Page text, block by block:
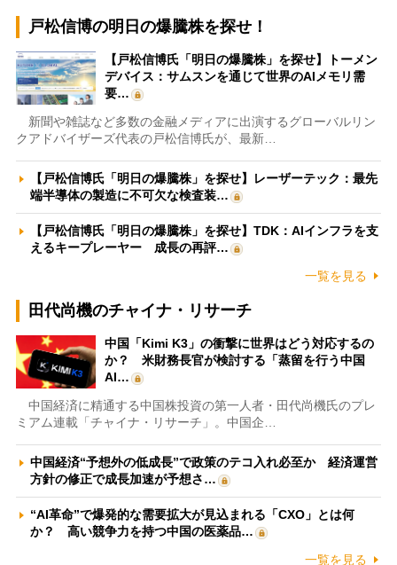
戸松信博の明日の爆騰株を探せ！
【戸松信博氏「明日の爆騰株」を探せ】トーメン
デバイス：サムスンを通じて世界のAIメモリ需
要…
新聞や雑誌など多数の金融メディアに出演するグローバルリン
クアドバイザーズ代表の戸松信博氏が、最新…
【戸松信博氏「明日の爆騰株」を探せ】レーザーテック：最先
端半導体の製造に不可欠な検査装…
【戸松信博氏「明日の爆騰株」を探せ】TDK：AIインフラを支
えるキープレーヤー 成長の再評…
一覧を見る
田代尚機のチャイナ・リサーチ
中国「Kimi K3」の衝撃に世界はどう対応するの
か？ 米財務長官が検討する「蒸留を行う中国
AI…
中国経済に精通する中国株投資の第一人者・田代尚機氏のプレ
ミアム連載「チャイナ・リサーチ」。中国企…
中国経済“予想外の低成長”で政策のテコ入れ必至か 経済運営
方針の修正で成長加速が予想さ…
“AI革命”で爆発的な需要拡大が見込まれる「CXO」とは何
か？ 高い競争力を持つ中国の医薬品…
一覧を見る